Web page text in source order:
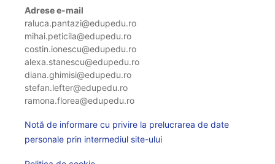
Adrese e-mail
raluca.pantazi@edupedu.ro
mihai.peticila@edupedu.ro
costin.ionescu@edupedu.ro
alexa.stanescu@edupedu.ro
diana.ghimisi@edupedu.ro
stefan.lefter@edupedu.ro
ramona.florea@edupedu.ro
Notă de informare cu privire la prelucrarea de date
personale prin intermediul site-ului